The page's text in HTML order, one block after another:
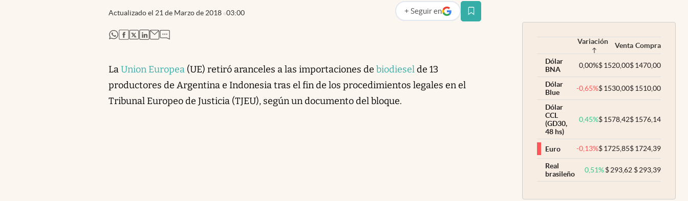
Actualizado el 21 de Marzo de 2018 03:00 + Seguir en
abre en nueva pestaña
abre en nueva pestaña
abre en nueva pestaña
abre en nueva pestaña
abre en nueva pestaña
LaUnion Europea (UE) retiró aranceles a las importaciones de biodieselde 13
productores de Argentina e Indonesia tras el fin de los procedimientos legales en el
Tribunal Europeo de Justicia (TJEU), según un documento del bloque.
Variación Venta Compra
Dólar
BNA
0,00%$1520,00$1470,00
Dólar
Blue
-0,65%$1530,00$1510,00
Dólar
CCL
(GD30,
48 hs)
0,45%$1578,42$1576,14
Euro -0,13%$1725,85$1724,39
Real
brasileño
0,51% $293,62 $293,39